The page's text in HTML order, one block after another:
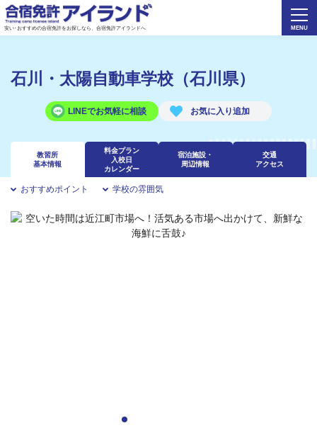
安い･おすすめの合宿免許をお探しなら、合宿免許アイランドへ
石川・太陽自動車学校（石川県）
LINEでお気軽に相談
教習所
基本情報
料金プラン
入校日
カレンダー
宿泊施設・
周辺情報
交通
アクセス
おすすめポイント 学校の雰囲気